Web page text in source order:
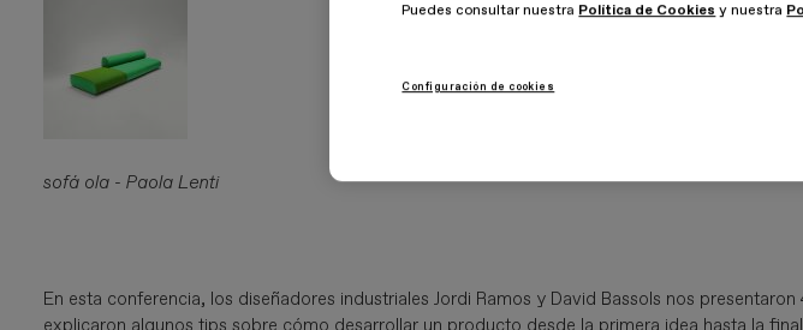
sofá ola - Paola Lenti
En esta conferencia, los diseñadores industriales Jordi Ramos y David Bassols nos
explicaron algunos tips sobre cómo desarrollar un producto desde la primera idea hasta la
Puedes consultar nuestra Política de Cookies y nuestra
Configuración de cookies